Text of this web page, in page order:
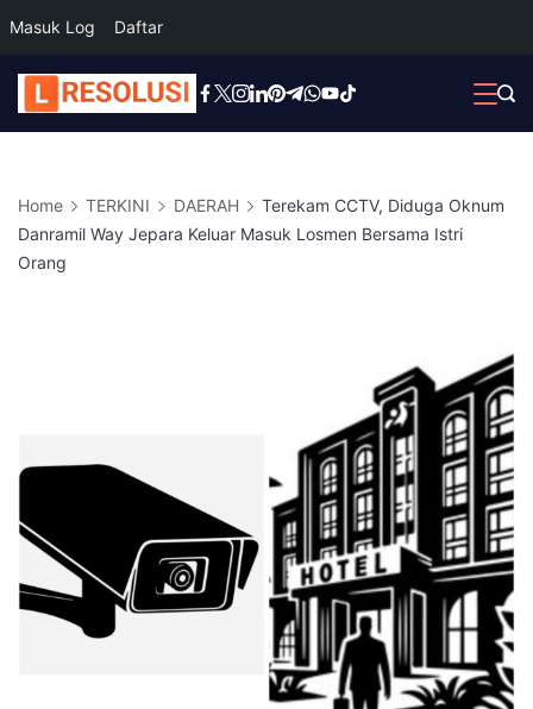
Masuk Log Daftar
Skip
to
Home TERKINI DAERAH
Terekam CCTV, Diduga Oknum
Danramil Way Jepara Keluar Masuk Losmen Bersama Istri
Orang